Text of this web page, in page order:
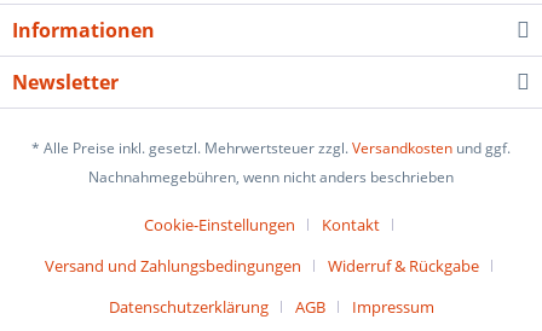
Informationen
Newsletter
* Alle Preise inkl. gesetzl. Mehrwertsteuer zzgl.Versandkosten und ggf.
Nachnahmegebühren, wenn nicht anders beschrieben
Cookie-Einstellungen
Kontakt
Versand und Zahlungsbedingungen
Widerruf & Rückgabe
Datenschutzerklärung
AGB
Impressum